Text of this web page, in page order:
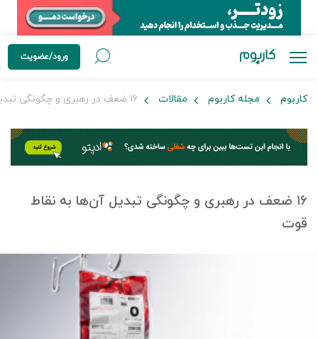
ورود/عضویت
کاربوم مجله کاربوم مقالات
۱۶ ضعف در رهبری و چگونگی تبدیل آن‌ها به نقاط‌
قوت